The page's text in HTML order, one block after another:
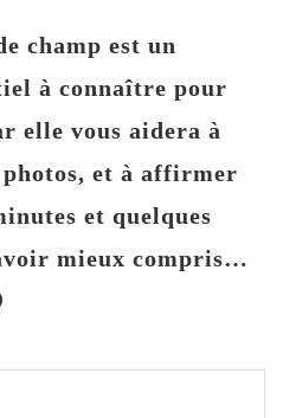
champ est un
à connaître pour
elle vous aidera à
et à affirmer
et quelques
mieux compris…